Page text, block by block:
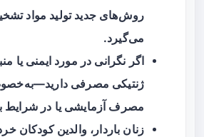
روش‌های جدید تولید مواد
می‌گیرد.
اگر نگرانی در مورد ایمنی یا
ژنتیکی مصرفی
مصرف آزمایشی یا در شرایط
زنان باردار، والدین کودکان